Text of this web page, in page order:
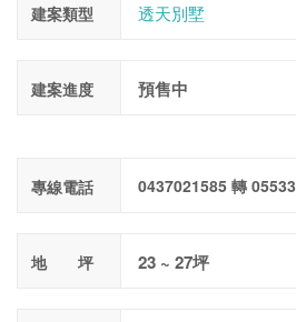
建案類型 透天別墅
建案進度 預售中
專線電話 0437021585 轉 05533
地 坪 23 ~ 27坪